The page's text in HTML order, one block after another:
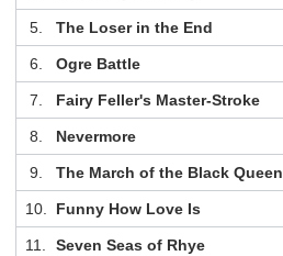
5. The Loser in the End
6. Ogre Battle
7. Fairy Feller's Master-Stroke
8. Nevermore
9. The March of the Black Queen
10. Funny How Love Is
11. Seven Seas of Rhye